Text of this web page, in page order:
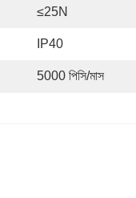
≤25N
IP40
5000 পিসি/মাস